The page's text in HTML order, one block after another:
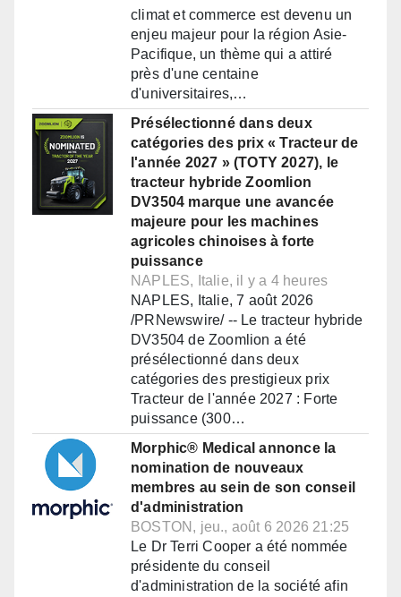
climat et commerce est devenu un
enjeu majeur pour la région Asie-
Pacifique, un thème qui a attiré
près d'une centaine
d'universitaires,…
Présélectionné dans deux
catégories des prix « Tracteur de
l'année 2027 » (TOTY 2027), le
tracteur hybride Zoomlion
DV3504 marque une avancée
majeure pour les machines
agricoles chinoises à forte
puissance
NAPLES, Italie, il y a 4 heures
NAPLES, Italie, 7 août 2026
/PRNewswire/ -- Le tracteur hybride
DV3504 de Zoomlion a été
présélectionné dans deux
catégories des prestigieux prix
Tracteur de l'année 2027 : Forte
puissance (300…
Morphic® Medical annonce la
nomination de nouveaux
membres au sein de son conseil
d'administration
BOSTON, jeu., août 6 2026 21:25
Le Dr Terri Cooper a été nommée
présidente du conseil
d'administration de la société afin